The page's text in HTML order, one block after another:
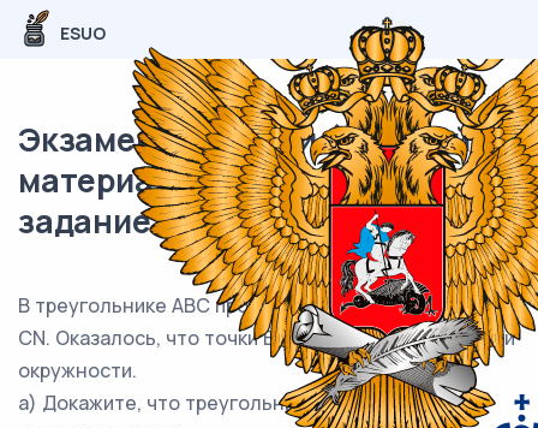
ESUO
Экзаменационный (типовой)
материал ЕГЭ / профиль / 16
задание / 48
В треугольнике ABC проведены биссектрисы BM и
CN. Оказалось, что точки B, C, M и N лежат на одной
окружности.
а) Докажите, что треугольник ABC